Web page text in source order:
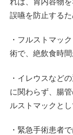
れは、胃内容物
誤嚥を防止するた
・フルストマッ
術で、絶飲食時
・イレウスなど
に関わらず、腸
ルストマックとし
・緊急手術患者